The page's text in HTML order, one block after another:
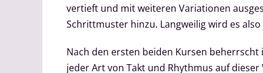
vertieft und mit weiteren Variationen
Schrittmuster hinzu. Langweilig wird es also
Nach den ersten beiden Kursen
jeder Art von Takt und Rhythmus auf